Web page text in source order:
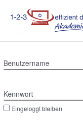
Inhalt
Benutzername
Kennwort
Eingeloggt bleiben